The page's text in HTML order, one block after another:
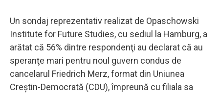
Un sondaj reprezentativ realizat de Opaschowski
Institute for Future Studies, cu sediul la Hamburg, a
arătat că 56% dintre respondenţi au declarat că au
speranţe mari pentru noul guvern condus de
cancelarul Friedrich Merz, format din Uniunea
Creştin-Democrată (CDU), împreună cu filiala sa